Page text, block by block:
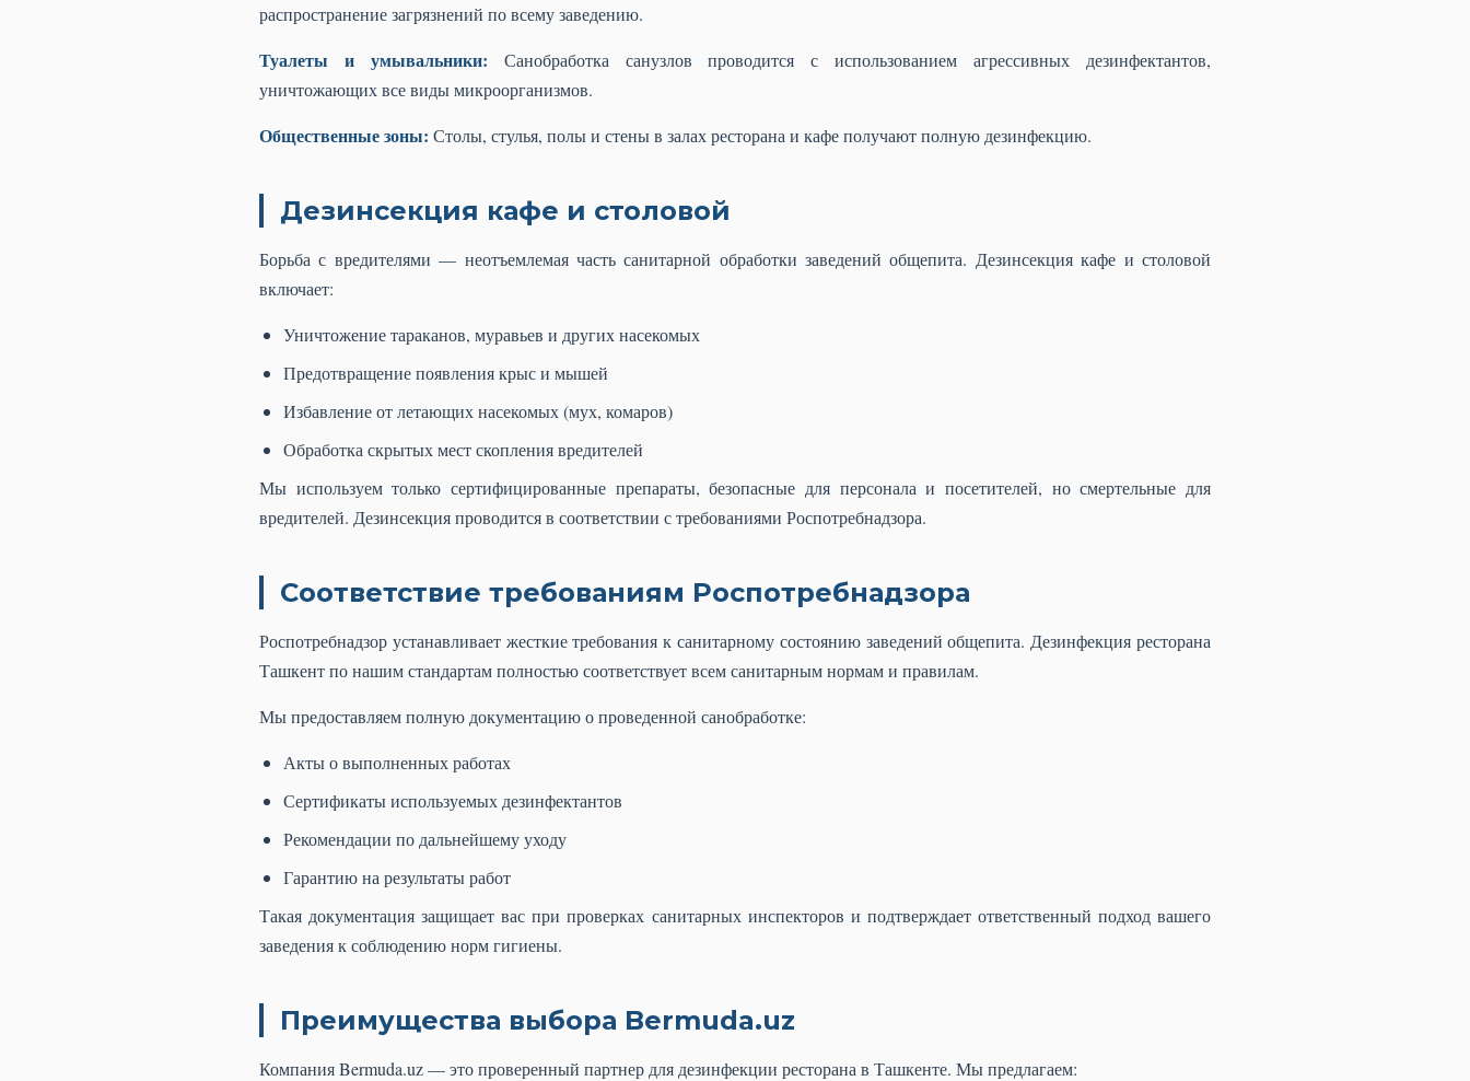
распространение загрязнений по всему заведению.
Туалеты и умывальники: Санобработка санузлов проводится с использованием агрессивных дезинфектантов,
уничтожающих все виды микроорганизмов.
Общественные зоны: Столы, стулья, полы и стены в залах ресторана и кафе получают полную дезинфекцию.
Дезинсекция кафе и столовой
Борьба с вредителями — неотъемлемая часть санитарной обработки заведений общепита. Дезинсекция кафе и столовой
включает:
Уничтожение тараканов, муравьев и других насекомых
Предотвращение появления крыс и мышей
Избавление от летающих насекомых (мух, комаров)
Обработка скрытых мест скопления вредителей
Мы используем только сертифицированные препараты, безопасные для персонала и посетителей, но смертельные для
вредителей. Дезинсекция проводится в соответствии с требованиями Роспотребнадзора.
Соответствие требованиям Роспотребнадзора
Роспотребнадзор устанавливает жесткие требования к санитарному состоянию заведений общепита. Дезинфекция ресторана
Ташкент по нашим стандартам полностью соответствует всем санитарным нормам и правилам.
Мы предоставляем полную документацию о проведенной санобработке:
Акты о выполненных работах
Сертификаты используемых дезинфектантов
Рекомендации по дальнейшему уходу
Гарантию на результаты работ
Такая документация защищает вас при проверках санитарных инспекторов и подтверждает ответственный подход вашего
заведения к соблюдению норм гигиены.
Преимущества выбора Bermuda.uz
Компания Bermuda.uz — это проверенный партнер для дезинфекции ресторана в Ташкенте. Мы предлагаем: